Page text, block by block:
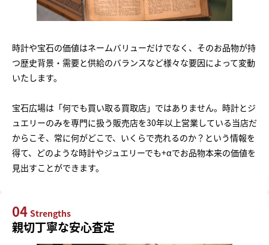
時計や宝石の価値はネームバリューだけでなく、そのお品物が持
つ歴史背景・需要と供給のバランスなど様々な要因によって変動
いたします。
宝石広場は「何でも買い取る買取店」ではありません。時計とジ
ュエリーのみを専門に扱う販売店を30年以上営業している当店だ
からこそ、常に何がどこで、いくらで売れるのか？という情報を
得て、どのような時計やジュエリーでも+αでお品物本来の価値を
見出すことができます。
04 Strengths
親切丁寧な安心査定